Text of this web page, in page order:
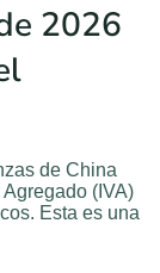
2026
de China
(IVA)
Esta es una